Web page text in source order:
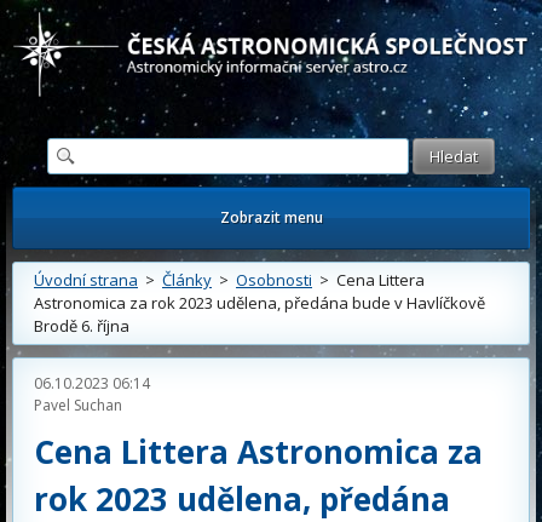
Česká astronomická společnost - Informační astronomický server
Zobrazit menu
Úvodní strana > Články > Osobnosti > Cena Littera
Astronomica za rok 2023 udělena, předána bude v Havlíčkově
Brodě 6. října
06.10.2023 06:14
Pavel Suchan
Cena Littera Astronomica za
rok 2023 udělena, předána